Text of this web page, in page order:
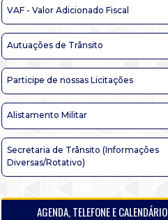
VAF - Valor Adicionado Fiscal
Autuações de Trânsito
Participe de nossas Licitações
Alistamento Militar
Secretaria de Trânsito (Informações
Diversas/Rotativo)
AGENDA, TELEFONE E CALENDÁRIO